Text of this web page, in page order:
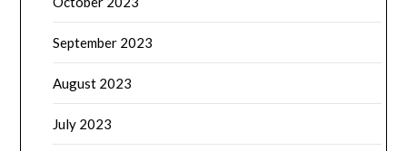
September 2023
August 2023
July 2023